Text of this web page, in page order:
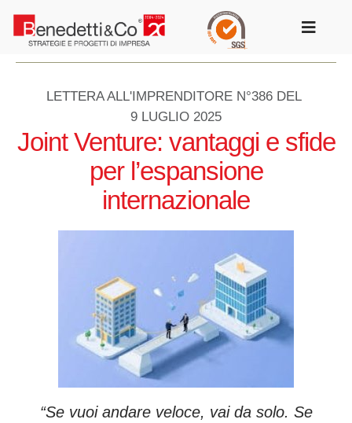
contenuto
Toggle
LETTERA ALL'IMPRENDITORE N°386 DEL
9 LUGLIO 2025
Joint Venture: vantaggi e sfide
per l’espansione
internazionale
“Se vuoi andare veloce, vai da solo. Se